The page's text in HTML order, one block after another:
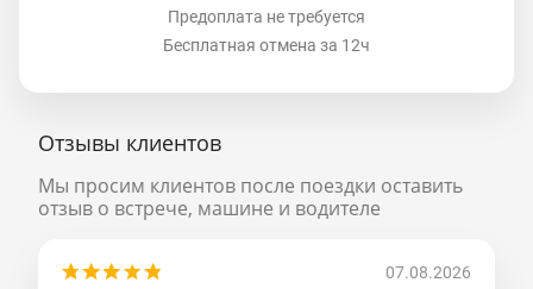
Предоплата не требуется
Бесплатная отмена за 12ч
Отзывы клиентов
Мы просим клиентов после поездки оставить
отзыв о встрече, машине и водителе
07.08.2026